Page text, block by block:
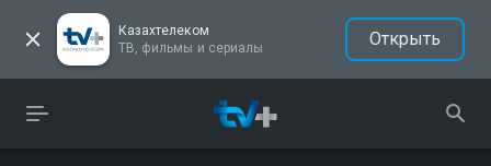
Казахтелеком
ТВ, фильмы и сериалы
Открыть